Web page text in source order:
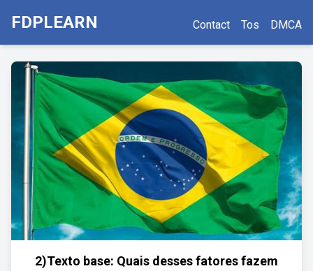
FDPLEARN Contact Tos DMCA
2)Texto base: Quais desses fatores fazem